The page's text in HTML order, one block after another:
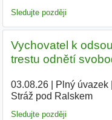
Sledujte později
Vychovatel k
trestu odnětí
03.08.26| Plný úvazek|
Stráž pod Ralskem|
Sledujte později